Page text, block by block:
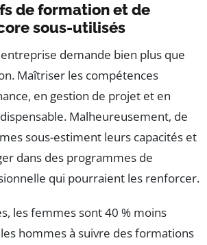
de formation et de
sous-utilisés
entreprise demande bien plus que
Maîtriser les compétences
en gestion de projet et en
Malheureusement, de
sous-estiment leurs capacités et
dans des programmes de
qui pourraient les renforcer.
les femmes sont 40 % moins
hommes à suivre des formations